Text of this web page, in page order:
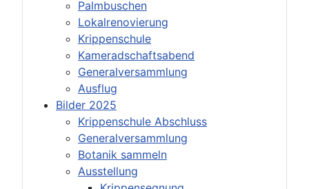
Palmbuschen
Lokalrenovierung
Krippenschule
Kameradschaftsabend
Generalversammlung
Ausflug
Bilder 2025
Krippenschule Abschluss
Generalversammlung
Botanik sammeln
Ausstellung